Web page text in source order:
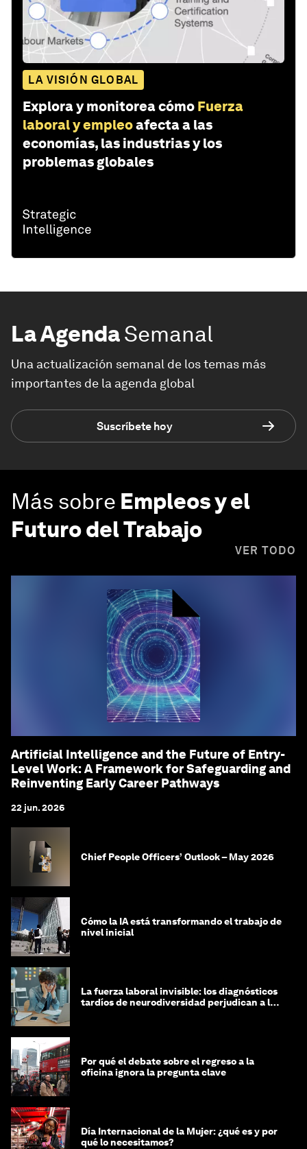
LA VISIÓN GLOBAL
Explora y monitorea cómo Fuerza
laboral y empleoafecta a las
economías, las industrias y los
problemas globales
La AgendaSemanal
Una actualización semanal de los temas más
importantes de la agenda global
Suscríbete hoy
Más sobre Empleos y el
Futuro del Trabajo
VER TODO
Artificial Intelligence and the Future of Entry-
Level Work: A Framework for Safeguarding and
Reinventing Early Career Pathways
22 jun. 2026
Chief People Officers’ Outlook – May 2026
Cómo la IA está transformando el trabajo de
nivel inicial
La fuerza laboral invisible: los diagnósticos
tardíos de neurodiversidad perjudican a las
Por qué el debate sobre el regreso a la
oficina ignora la pregunta clave
Día Internacional de la Mujer: ¿qué es y por
qué lo necesitamos?